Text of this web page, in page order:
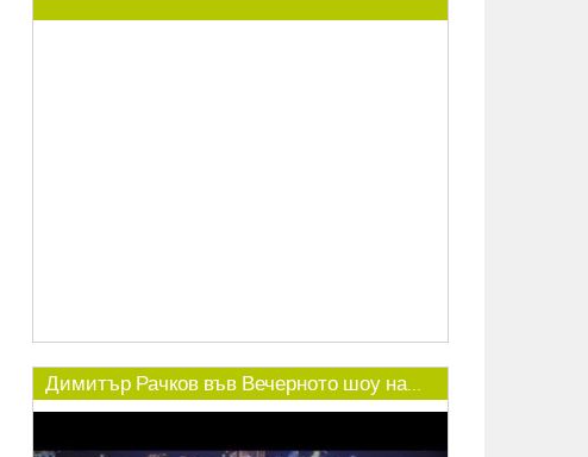
Димитър Рачков във Вечерното шоу на...